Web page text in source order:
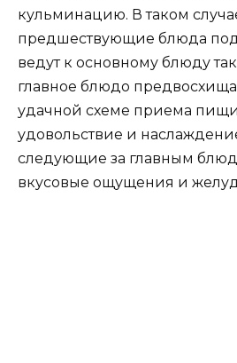
кульминацию. В таком
предшествующие блюда
ведут к основному блюду
главное блюдо
удачной схеме приема
удовольствие и
следующие за главным
вкусовые ощущения и